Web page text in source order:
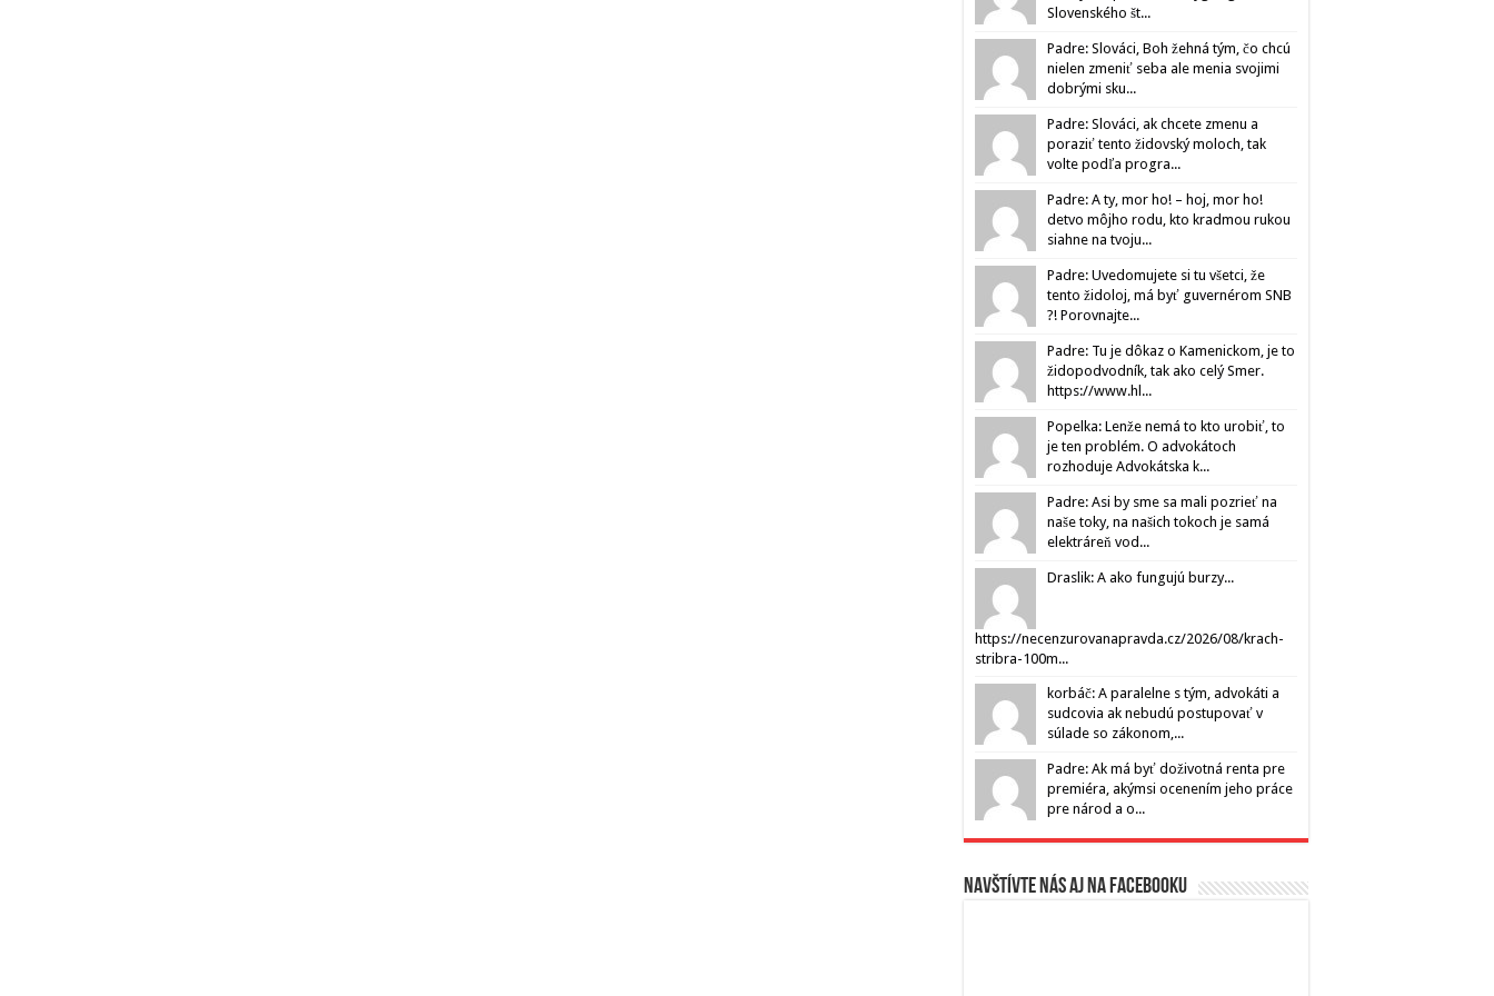
Slovenského št...
Padre: Slováci, Boh žehná tým, čo chcú
nielen zmeniť seba ale menia svojimi
dobrými sku...
Padre: Slováci, ak chcete zmenu a
poraziť tento židovský moloch, tak
volte podľa progra...
Padre: A ty, mor ho! – hoj, mor ho!
detvo môjho rodu, kto kradmou rukou
siahne na tvoju...
Padre: Uvedomujete si tu všetci, že
tento židoloj, má byť guvernérom SNB
?! Porovnajte...
Padre: Tu je dôkaz o Kamenickom, je to
židopodvodník, tak ako celý Smer.
https://www.hl...
Popelka: Lenže nemá to kto urobiť, to
je ten problém. O advokátoch
rozhoduje Advokátska k...
Padre: Asi by sme sa mali pozrieť na
naše toky, na našich tokoch je samá
elektráreň vod...
Draslik: A ako fungujú burzy...
https://necenzurovanapravda.cz/2026/08/krach-
stribra-100m...
korbáč: A paralelne s tým, advokáti a
sudcovia ak nebudú postupovať v
súlade so zákonom,...
Padre: Ak má byť doživotná renta pre
premiéra, akýmsi ocenením jeho práce
pre národ a o...
Navštívte nás aj na Facebooku